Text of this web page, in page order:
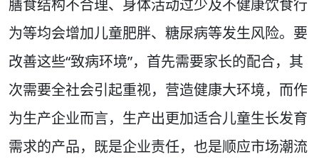
膳食结构不合理、身体活动过少及不健康饮食行
为等均会增加儿童肥胖、糖尿病等发生风险。要
改善这些“致病环境”，首先需要家长的配合，其
次需要全社会引起重视，营造健康大环境，而作
为生产企业而言，生产出更加适合儿童生长发育
需求的产品，既是企业责任，也是顺应市场潮流